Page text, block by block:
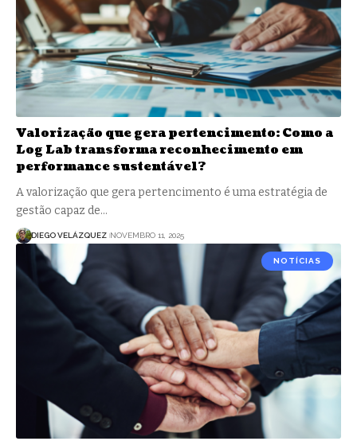
Valorização que gera pertencimento: Como a
Log Lab transforma reconhecimento em
performance sustentável?
A valorização que gera pertencimento é uma estratégia de
gestão capaz de…
DIEGO VELÁZQUEZ NOVEMBRO 11, 2025
NOTÍCIAS